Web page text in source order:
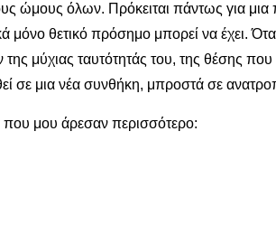
ώμους όλων. Πρόκειται πάντως για μια
μόνο θετικό πρόσημο μπορεί να έχει.
μύχιας ταυτότητάς του, της θέσης
σε μια νέα συνθήκη, μπροστά σε
μου άρεσαν περισσότερο: